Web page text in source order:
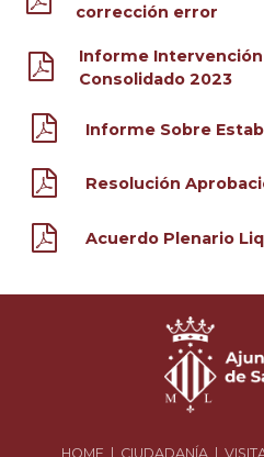
corrección error
Informe
Consolidado 2023
Informe Sobre
Resolución
Acuerdo Plenario
HOME CIUDADANÍA|